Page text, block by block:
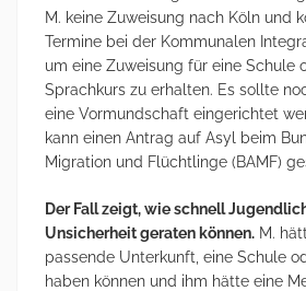
M. keine Zuweisung nach Köln und
Termine bei der Kommunalen
um eine Zuweisung für eine Schule
Sprachkurs zu erhalten. Es sollte
eine Vormundschaft eingerichtet
kann einen Antrag auf Asyl beim
Migration und Flüchtlinge (BAMF)
Der Fall zeigt, wie schnell
Unsicherheit geraten können. M.
passende Unterkunft, eine Schule
haben können und ihm hätte eine